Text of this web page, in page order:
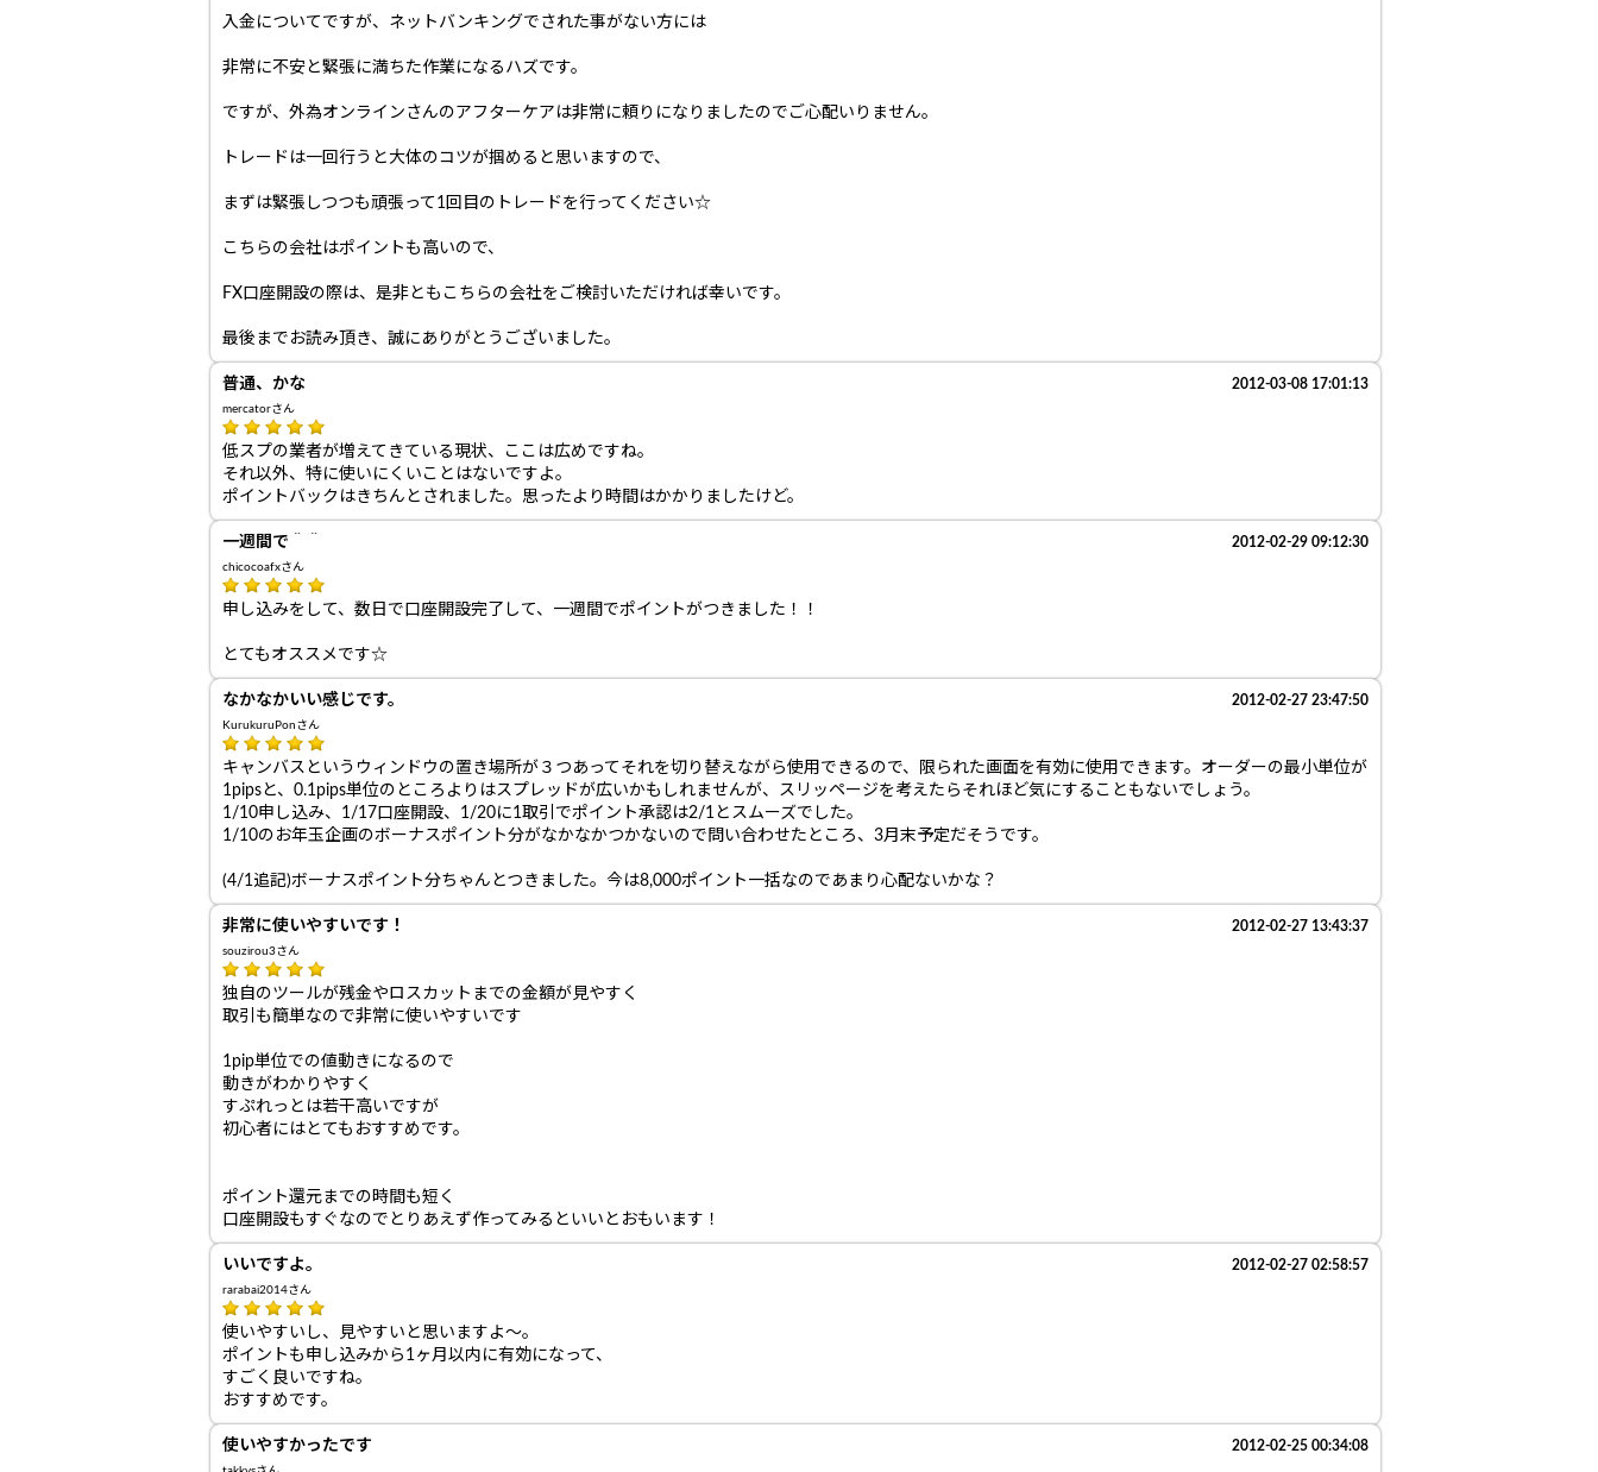
入金についてですが、ネットバンキングでされた事がない方には
非常に不安と緊張に満ちた作業になるハズです。
ですが、外為オンラインさんのアフターケアは非常に頼りになりましたのでご心配いりません。
トレードは一回行うと大体のコツが掴めると思いますので、
まずは緊張しつつも頑張って1回目のトレードを行ってください☆
こちらの会社はポイントも高いので、
FX口座開設の際は、是非ともこちらの会社をご検討いただければ幸いです。
最後までお読み頂き、誠にありがとうございました。
普通、かな 2012-03-08 17:01:13
mercatorさん
低スプの業者が増えてきている現状、ここは広めですね。
それ以外、特に使いにくいことはないですよ。
ポイントバックはきちんとされました。思ったより時間はかかりましたけど。
一週間で＾＾ 2012-02-29 09:12:30
chicocoafxさん
申し込みをして、数日で口座開設完了して、一週間でポイントがつきました！！
とてもオススメです☆
なかなかいい感じです。 2012-02-27 23:47:50
KurukuruPonさん
キャンバスというウィンドウの置き場所が３つあってそれを切り替えながら使用できるので、限られた画面を有効に使用できます。オーダーの最小単位が
1pipsと、0.1pips単位のところよりはスプレッドが広いかもしれませんが、スリッページを考えたらそれほど気にすることもないでしょう。
1/10申し込み、1/17口座開設、1/20に1取引でポイント承認は2/1とスムーズでした。
1/10のお年玉企画のボーナスポイント分がなかなかつかないので問い合わせたところ、3月末予定だそうです。
(4/1追記)ボーナスポイント分ちゃんとつきました。今は8,000ポイント一括なのであまり心配ないかな？
非常に使いやすいです！ 2012-02-27 13:43:37
souzirou3さん
独自のツールが残金やロスカットまでの金額が見やすく
取引も簡単なので非常に使いやすいです
1pip単位での値動きになるので
動きがわかりやすく
すぷれっとは若干高いですが
初心者にはとてもおすすめです。
ポイント還元までの時間も短く
口座開設もすぐなのでとりあえず作ってみるといいとおもいます！
いいですよ。 2012-02-27 02:58:57
rarabai2014さん
使いやすいし、見やすいと思いますよ～。
ポイントも申し込みから1ヶ月以内に有効になって、
すごく良いですね。
おすすめです。
使いやすかったです 2012-02-25 00:34:08